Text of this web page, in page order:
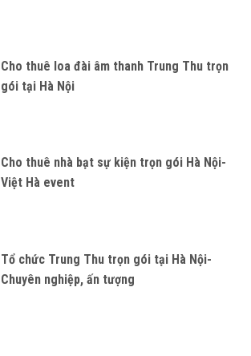
Cho thuê loa đài âm thanh Trung Thu trọn
gói tại Hà Nội
Cho thuê nhà bạt sự kiện trọn gói Hà Nội-
Việt Hà event
Tổ chức Trung Thu trọn gói tại Hà Nội-
Chuyên nghiệp, ấn tượng